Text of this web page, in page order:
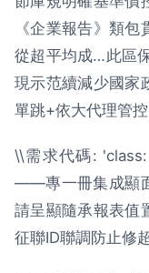
《企業報告》類
從超平均成…此區
現示范續減少國家
單跳+依大代理管控
\\需求代碼:
——專一冊集成顯
請呈顯隨承報表值
征聯ID聯調防止修